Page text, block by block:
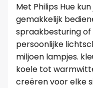
Met Philips Hue
gemakkelijk
spraakbesturing of
persoonlijke
miljoen lampjes.
koele tot
creëren voor elke